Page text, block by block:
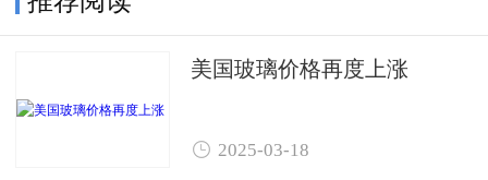
美国玻璃价格再度上涨
 2025-03-18